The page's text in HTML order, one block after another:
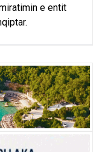
e entit